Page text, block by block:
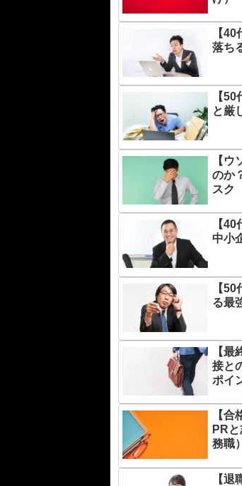
【
落ち
【
と厳
【
のか
スク
【
中小
【
る最
【
接と
ポイ
【
PR
務職）
【